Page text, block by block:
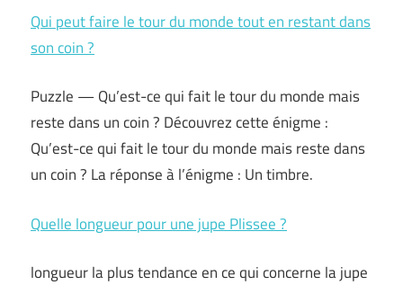
Qui peut faire le tour du monde tout en restant dans
son coin ?
Puzzle — Qu’est-ce qui fait le tour du monde mais
reste dans un coin ? Découvrez cette énigme :
Qu’est-ce qui fait le tour du monde mais reste dans
un coin ? La réponse à l’énigme : Un timbre.
Quelle longueur pour une jupe Plissee ?
longueur la plus tendance en ce qui concerne la jupe